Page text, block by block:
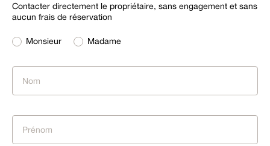
Contacter directement le propriétaire, sans engagement et sans
aucun frais de réservation
Monsieur Madame